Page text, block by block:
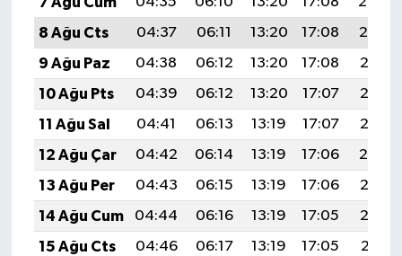
8 Ağu Cts
04:37 06:11 13:20 17:08
20:19
9 Ağu Paz
04:38 06:12 13:20 17:08
20:18
10 Ağu Pts
04:39 06:12 13:20 17:07
20:17
11 Ağu Sal
04:41 06:13 13:19 17:07
20:16
12 Ağu Çar
04:42 06:14 13:19 17:06
20:14
13 Ağu Per
04:43 06:15 13:19 17:06
20:13
14 Ağu Cum
04:44 06:16 13:19 17:05
20:12
15 Ağu Cts
04:46 06:17 13:19 17:05
20:11